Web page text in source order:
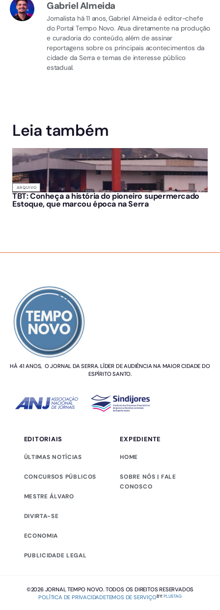
Gabriel Almeida
Jornalista há 11 anos, Gabriel Almeida é editor-chefe
do Portal Tempo Novo. Atua diretamente na produção
e curadoria do conteúdo, além de assinar
reportagens sobre os principais acontecimentos da
cidade da Serra e temas de interesse público
estadual.
Leia também
ARQUIVO
TBT: Conheça a história do pioneiro supermercado
Estoque, que marcou época na Serra
HÁ 41 ANOS, O JORNAL DA SERRA. LÍDER DE AUDIÊNCIA NA MAIOR CIDADE DO
ESPÍRITO SANTO.
EDITORIAIS
ÚLTIMAS NOTÍCIAS
CONCURSOS PÚBLICOS
MESTRE ÁLVARO
DIVIRTA-SE
ECONOMIA
PUBLICIDADE LEGAL
EXPEDIENTE
HOME
SOBRE NÓS | FALE
CONOSCO
©2026 JORNAL TEMPO NOVO. TODOS OS DIREITOS RESERVADOS
POLÍTICA DE PRIVACIDADETEMOS DE SERVIÇOBY:PLUSTAG